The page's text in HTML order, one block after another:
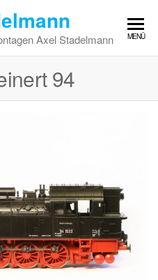
Axel Stadelmann MENÜ
94